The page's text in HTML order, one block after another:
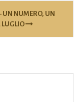
UN NUMERO, UN
LUGLIO